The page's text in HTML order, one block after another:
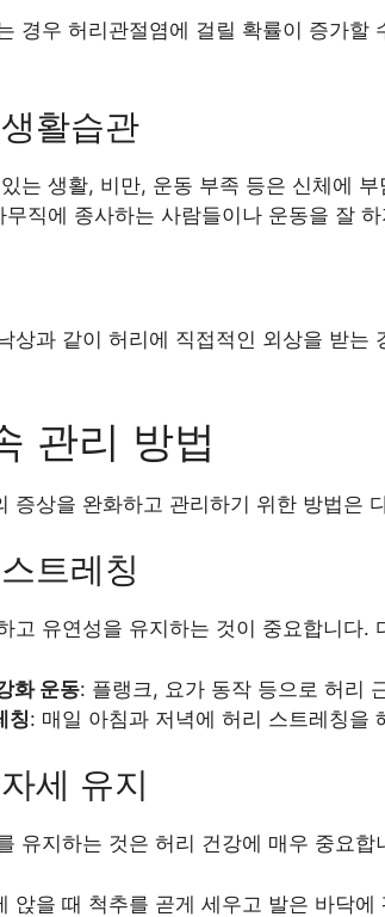
경우 허리관절염에 걸릴 확률이 증가할
활습관
는 생활, 비만, 운동 부족 등은 신체에
무직에 종사하는 사람들이나 운동을 잘
상과 같이 허리에 직접적인 외상을 받는
관리 방법
증상을 완화하고 관리하기 위한 방법은
트레칭
고 유연성을 유지하는 것이 중요합니다.
화 운동: 플랭크, 요가 동작 등으로 허리
칭: 매일 아침과 저녁에 허리 스트레칭을
세 유지
유지하는 것은 허리 건강에 매우 중요
앉을 때 척추를 곧게 세우고 발은 바닥에